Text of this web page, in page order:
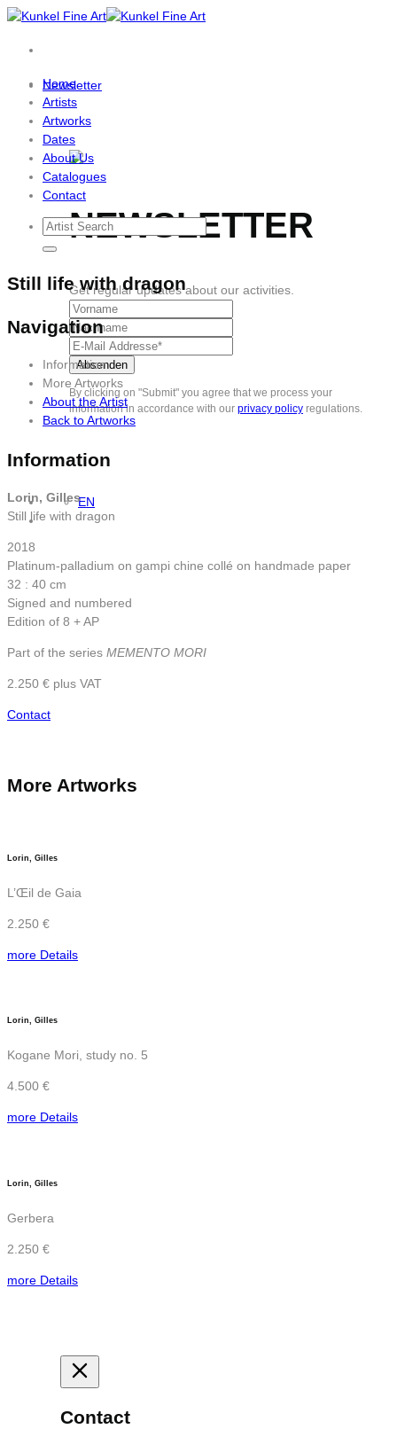
Skip
content
Newsletter
NEWSLETTER
Get regular updates about our activities.
By clicking on "Submit" you agree that we process your
information in accordance with our privacy policy regulations.
EN
Home
Artists
Artworks
Dates
About Us
Catalogues
Contact
Still life with dragon
Navigation
Information
More Artworks
About the Artist
Back to Artworks
Information
Lorin, Gilles
Still life with dragon
2018
Platinum-palladium on gampi chine collé on handmade paper
32 : 40 cm
Signed and numbered
Edition of 8 + AP
Part of the series MEMENTO MORI
2.250 € plus VAT
Contact
More Artworks
Lorin, Gilles
L’Œil de Gaia
2.250 €
more Details
Lorin, Gilles
Kogane Mori, study no. 5
4.500 €
more Details
Lorin, Gilles
Gerbera
2.250 €
more Details
Contact